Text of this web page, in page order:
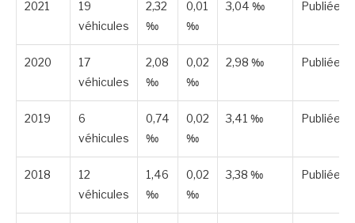
2021
19
véhicules
2,32
‰
0,01
‰
3,04 ‰ Publiée
2020
17
véhicules
2,08
‰
0,02
‰
2,98 ‰ Publiée
2019
6
véhicules
0,74
‰
0,02
‰
3,41 ‰ Publiée
2018
12
véhicules
1,46
‰
0,02
‰
3,38 ‰ Publiée